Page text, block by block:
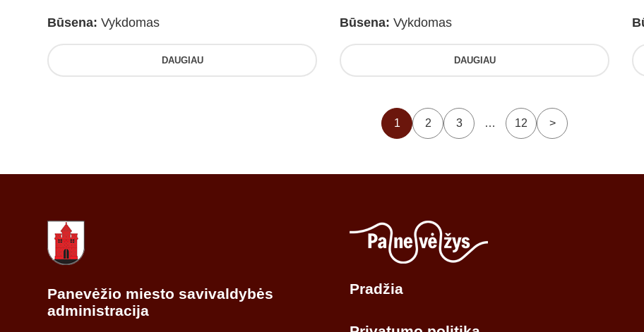
Būsena: Vykdomas
DAUGIAU
Būsena: Vykdomas
DAUGIAU
1 2 3 … 12 >
Panevėžio miesto savivaldybės
administracija
Pradžia